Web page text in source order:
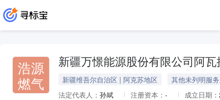
浩源
燃气
新疆万憬能源股份有限公司阿
新疆维吾尔自治区 | 阿克苏地区
其他未列明服
法定代表人： 孙斌 注册资本： - 成立日期：